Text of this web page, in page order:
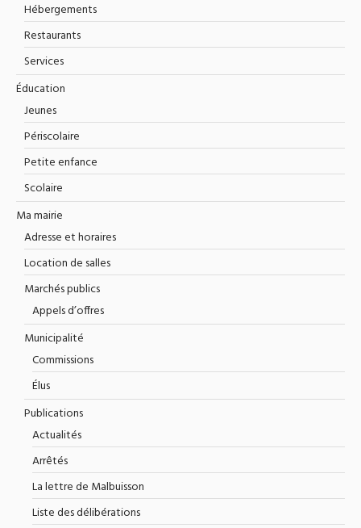
Hébergements
Restaurants
Services
Éducation
Jeunes
Périscolaire
Petite enfance
Scolaire
Ma mairie
Adresse et horaires
Location de salles
Marchés publics
Appels d’offres
Municipalité
Commissions
Élus
Publications
Actualités
Arrêtés
La lettre de Malbuisson
Liste des délibérations